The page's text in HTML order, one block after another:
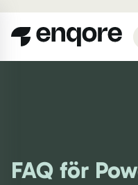
FAQ för